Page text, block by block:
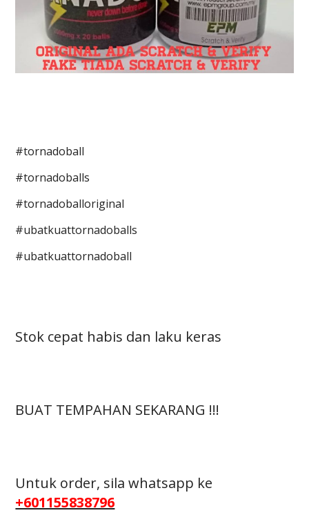
#tornadoball
#tornadoballs
#tornadoballoriginal
#ubatkuattornadoballs
#ubatkuattornadoball
Stok cepat habis dan laku keras
BUAT TEMPAHAN SEKARANG !!!
Untuk order, sila whatsapp ke
+601155838796